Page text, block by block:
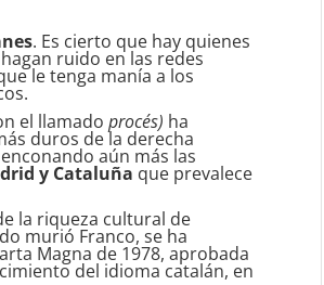
. Es cierto que hay quienes
ruido en las redes
le tenga manía a los
el llamadoprocés) ha
duros de la derecha
aún más las
y Cataluña que prevalece
la riqueza cultural de
murió Franco, se ha
Magna de 1978, aprobada
del idioma catalán, en